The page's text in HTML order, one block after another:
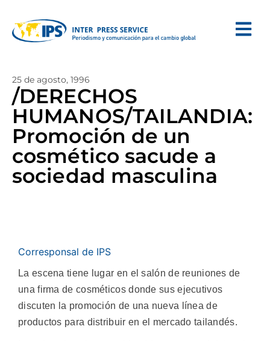
25 de agosto, 1996
/DERECHOS
HUMANOS/TAILANDIA:
Promoción de un
cosmético sacude a
sociedad masculina
Corresponsal de IPS
La escena tiene lugar en el salón de reuniones de
una firma de cosméticos donde sus ejecutivos
discuten la promoción de una nueva línea de
productos para distribuir en el mercado tailandés.